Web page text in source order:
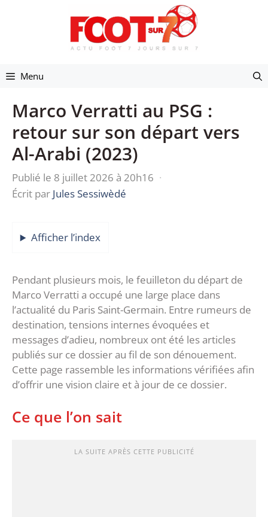
Menu
Marco Verratti au PSG :
retour sur son départ vers
Al-Arabi (2023)
Publié le 8 juillet 2026 à 20h16 ·
Écrit par Jules Sessiwèdé
Afficher l’index
Pendant plusieurs mois, le feuilleton du départ de
Marco Verratti a occupé une large place dans
l’actualité du Paris Saint-Germain. Entre rumeurs de
destination, tensions internes évoquées et
messages d’adieu, nombreux ont été les articles
publiés sur ce dossier au fil de son dénouement.
Cette page rassemble les informations vérifiées afin
d’offrir une vision claire et à jour de ce dossier.
Ce que l’on sait
LA SUITE APRÈS CETTE PUBLICITÉ